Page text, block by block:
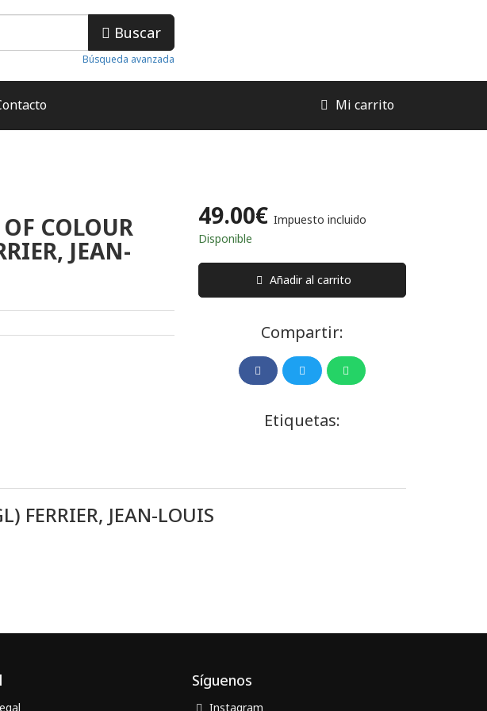
Buscar
Búsqueda avanzada
Mi carrito
COLOUR
JEAN-
49.00€ Impuesto incluido
Disponible
Añadir al carrito
Compartir:
Etiquetas:
FERRIER, JEAN-LOUIS
Síguenos
Instagram